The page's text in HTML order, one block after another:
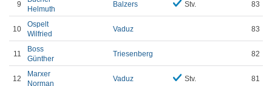
9
Helmuth
Balzers Stv. 83
10
Ospelt
Wilfried
Vaduz 83
11
Boss
Günther
Triesenberg 82
12
Marxer
Norman
Vaduz Stv. 81